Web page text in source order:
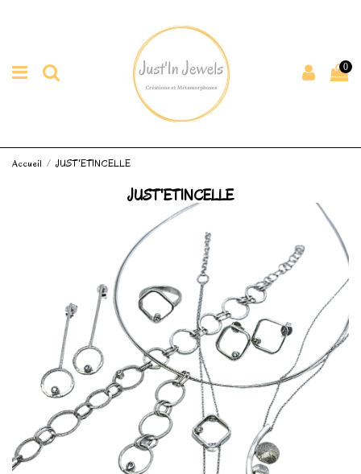
0
Accueil JUST'ETINCELLE
JUST'ETINCELLE